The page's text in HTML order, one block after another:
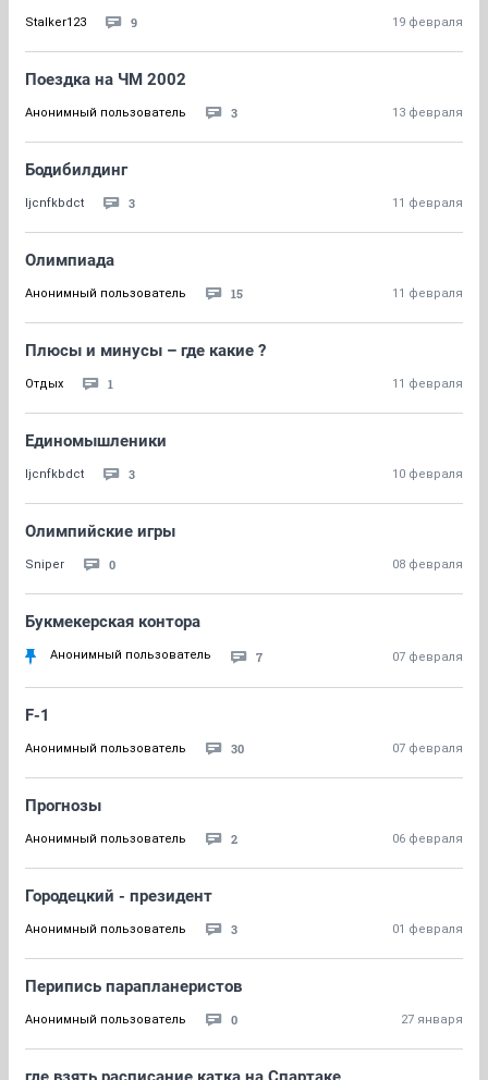
Stalker123 9 19 февраля
Поездка на ЧМ 2002
Анонимный пользователь 3 13 февраля
Бодибилдинг
ljcnfkbdct 3 11 февраля
Олимпиада
Анонимный пользователь 15 11 февраля
Плюсы и минусы – где какие ?
Отдых 1 11 февраля
Единомышленики
ljcnfkbdct 3 10 февраля
Олимпийские игры
Sniper 0 08 февраля
Букмекерская контора
Анонимный пользователь 7 07 февраля
F-1
Анонимный пользователь 30 07 февраля
Прогнозы
Анонимный пользователь 2 06 февраля
Городецкий - президент
Анонимный пользователь 3 01 февраля
Перипись парапланеристов
Анонимный пользователь 0 27 января